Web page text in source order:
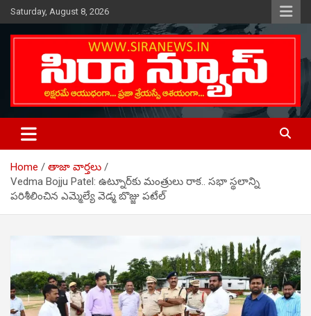
Skip
to
content
Saturday, August 8, 2026
SIRA NEWS
Telugu Online News Daily
Home
తాజా వార్తలు
Vedma Bojju Patel: ఉట్నూర్‌కు మంత్రులు రాక‌.. స‌భా స్థ‌లాన్ని
ప‌రిశీలించిన‌ ఎమ్మెల్యే వెడ్మ బొజ్జు పటేల్